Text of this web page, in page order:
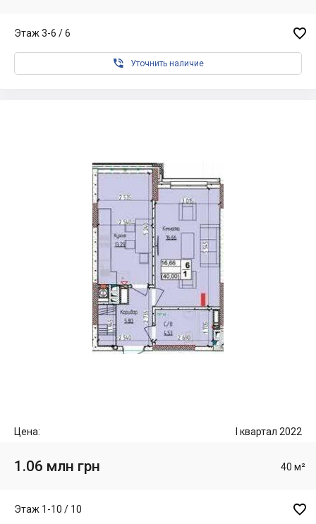
Этаж 3-6 / 6 
 Уточнить наличие
Цена: I квартал 2022
1.06 млн грн 40 м²
Этаж 1-10 / 10 